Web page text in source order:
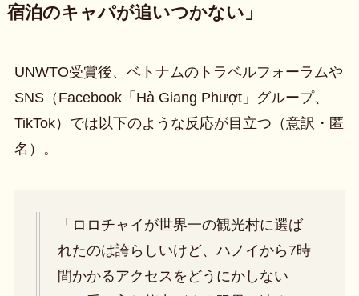
宿泊のキャパが追いつかない」
UNWTO受賞後、ベトナムのトラベルフォーラムや
SNS（Facebook「Hà Giang Phượt」グループ、
TikTok）では以下のような反応が目立つ（意訳・匿
名）。
「ロロチャイが世界一の観光村に選ば
れたのは誇らしいけど、ハノイから7時
間かかるアクセスをどうにかしない